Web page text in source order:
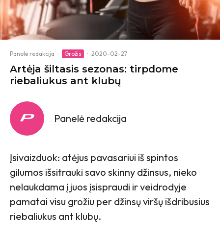
Panelė redakcija · Grožis · 2020-02-27
Artėja šiltasis sezonas: tirpdome
riebaliukus ant klubų
Panelė redakcija
Įsivaizduok: atėjus pavasariui iš spintos
gilumos išsitrauki savo skinny džinsus, nieko
nelaukdama į juos įsispraudi ir veidrodyje
pamatai visu grožiu per džinsų viršų išdribusius
riebaliukus ant klubų.